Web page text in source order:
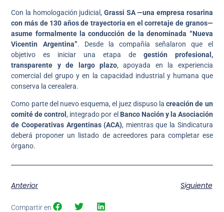
Con la homologación judicial, Grassi SA —una empresa rosarina
con más de 130 años de trayectoria en el corretaje de granos—
asume formalmente la conducción de la denominada “Nueva
Vicentin Argentina”. Desde la compañía señalaron que el
objetivo es iniciar una etapa de gestión profesional,
transparente y de largo plazo, apoyada en la experiencia
comercial del grupo y en la capacidad industrial y humana que
conserva la cerealera.
Como parte del nuevo esquema, el juez dispuso lacreación de un
comité de control, integrado por el Banco Nación y la Asociación
de Cooperativas Argentinas (ACA), mientras que la Sindicatura
deberá proponer un listado de acreedores para completar ese
órgano.
Anterior Siguiente
Compartir en